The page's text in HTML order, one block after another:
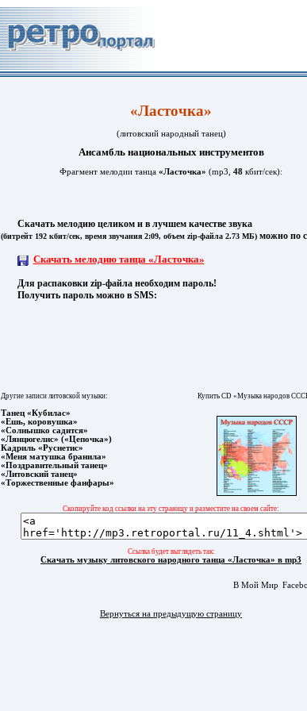
«Ласточка»
(литовский народный танец)
Ансамбль национальных инструментов
Фрагмент мелодии танца «Ласточка» (mp3, 48 кбит/сек):
Скачать мелодию целиком и в лучшем качестве звука
(битрейт 192 кбит/сек, время звучания 2:09, объем zip-файла 2.73 МБ)можно по
Скачать мелодию танца «Ласточка»
Для распаковки zip-файла необходим пароль!
Получить пароль можно в SMS:
Другие записи литовской музыки:
Танец «Кубилас»
«Ешь, коровушка»
«Солнышко садится»
«Лянцюгелис» («Цепочка»)
Кадриль «Руснетис»
«Меня матушка бранила»
«Поздравительный танец»
«Литовский танец»
«Торжественные фанфары»
Купить CD «Музыка народов
Скопируйте код ссылки на эту страницу и разместите на своем сайте:
Ссылка будет выглядеть так:
Скачать музыку литовского народного танца «Ласточка» в mp3
В Мой Мир
Вернуться на предыдущую страницу